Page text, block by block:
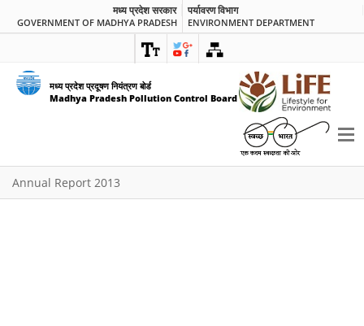
मध्य प्रदेश सरकार
GOVERNMENT OF MADHYA PRADESH
पर्यावरण विभाग
ENVIRONMENT DEPARTMENT
मध्य प्रदेश प्रदूषण नियंत्रण बोर्ड
Madhya Pradesh Pollution Control Board
Annual Report 2013